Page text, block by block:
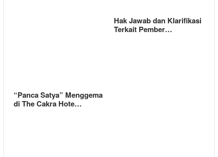
Hak Jawab dan Klarifikasi
Terkait Pember…
“Panca Satya” Menggema
di The Cakra Hote…